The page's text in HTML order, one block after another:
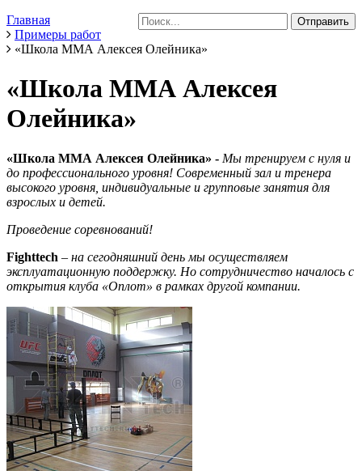
Главная
Примеры работ
«Школа ММА Алексея Олейника»
«Школа ММА Алексея
Олейника»
«Школа ММА Алексея Олейника» - Мы тренируем с нуля и
до профессионального уровня! Современный зал и тренера
высокого уровня, индивидуальные и групповые занятия для
взрослых и детей.
Проведение соревнований!
Fighttech – на сегодняшний день мы осуществляем
эксплуатационную поддержку. Но сотрудничество началось с
открытия клуба «Оплот» в рамках другой компании.